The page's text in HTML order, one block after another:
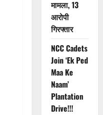
मामला, 13
आरोपी
गिरफ्तार
NCC Cadets
Join ‘Ek Ped
Maa Ke
Naam’
Plantation
Drive!!!